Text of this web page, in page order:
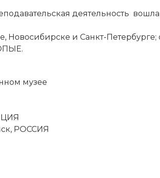
деятельность вошла
и Санкт-Петербурге;
музее
РОССИЯ